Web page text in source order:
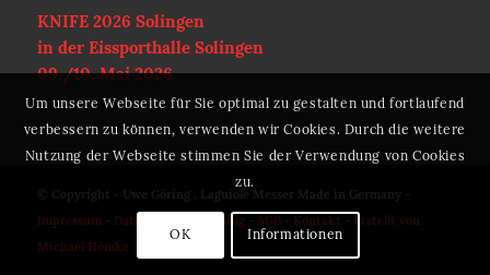
KNIFE 2026 Solingen
in der Eissporthalle Solingen
09./10. Mai 2026
© Copyright - Uwe Göring . Laguiole Messer Made in Germany -
Impressum- Datenschutzerklärung- AGB- Kontakt
Erstellt von
Michael Hömke
Um unsere Webseite für Sie optimal zu gestalten und fortlaufend
verbessern zu können, verwenden wir Cookies. Durch die weitere
Nutzung der Webseite stimmen Sie der Verwendung von Cookies
zu.
OK Informationen